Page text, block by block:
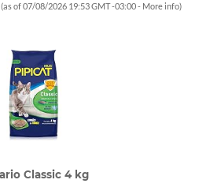
(as of 07/08/2026 19:53 GMT -03:00 - More info)
Classic 4 kg